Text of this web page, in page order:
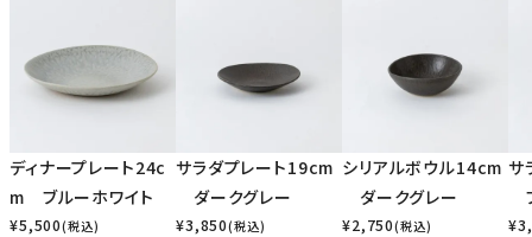
ディナープレート24c
m ブルーホワイト
¥5,500(税込)
サラダプレート19cm
ダークグレー
¥3,850(税込)
シリアルボウル14cm
ダークグレー
¥2,750(税込)
サ
¥